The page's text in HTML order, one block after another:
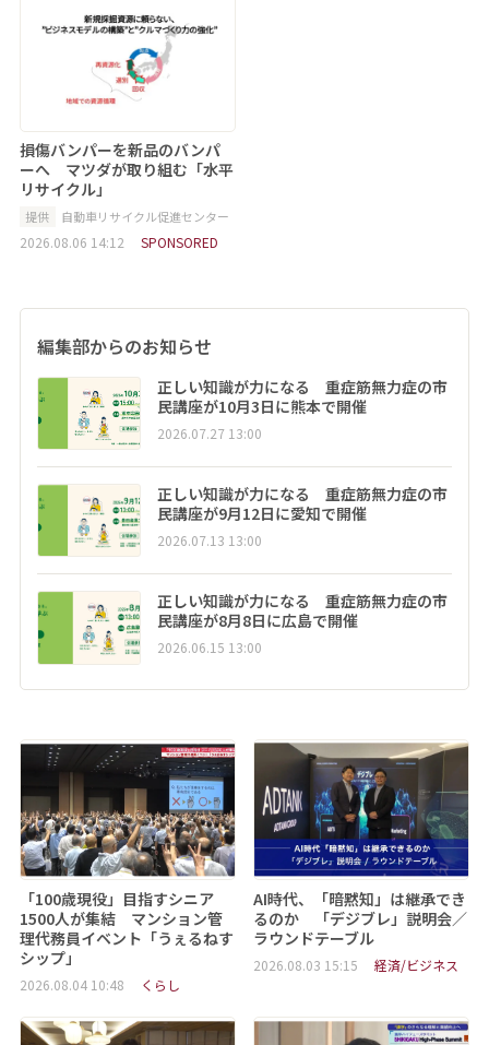
損傷バンパーを新品のバンパ
ーへ マツダが取り組む「水平
リサイクル」
提供 自動車リサイクル促進センター
2026.08.06 14:12 SPONSORED
編集部からのお知らせ
正しい知識が力になる 重症筋無力症の市
民講座が10月3日に熊本で開催
2026.07.27 13:00
正しい知識が力になる 重症筋無力症の市
民講座が9月12日に愛知で開催
2026.07.13 13:00
正しい知識が力になる 重症筋無力症の市
民講座が8月8日に広島で開催
2026.06.15 13:00
「100歳現役」目指すシニア
1500人が集結 マンション管
理代務員イベント「うぇるねす
シップ」
2026.08.04 10:48 くらし
AI時代、「暗黙知」は継承でき
るのか 「デジブレ」説明会／
ラウンドテーブル
2026.08.03 15:15 経済/ビジネス